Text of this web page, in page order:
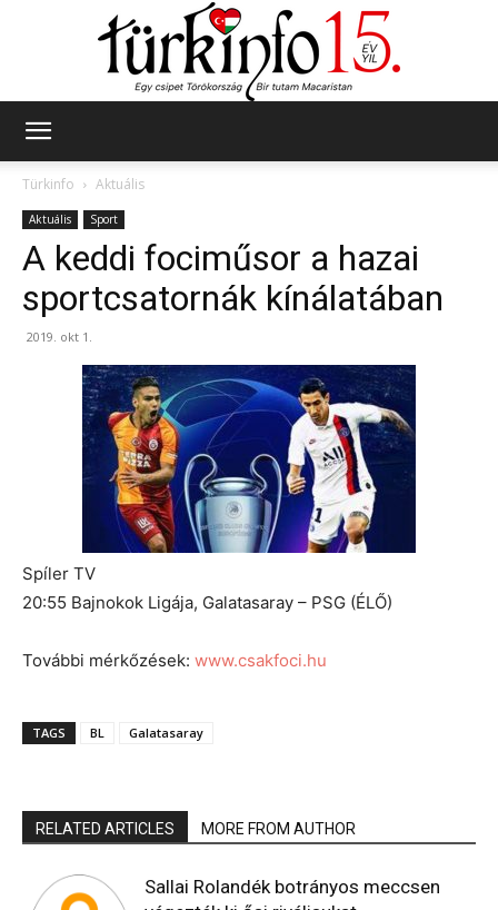
Türkinfo
Aktuális
Aktuális Sport
A keddi fociműsor a hazai
sportcsatornák kínálatában
2019. okt 1.
Spíler TV
20:55 Bajnokok Ligája, Galatasaray – PSG (ÉLŐ)
További mérkőzések: www.csakfoci.hu
TAGS BL Galatasaray
RELATED ARTICLES MORE FROM AUTHOR
Sallai Rolandék botrányos meccsen